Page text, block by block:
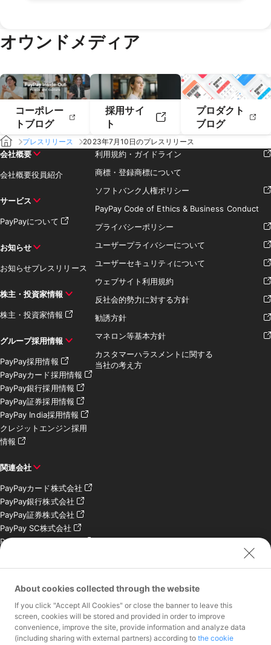
2019年2月
2019年1月
オウンドメディア
コーポレー
トブログ
採用サイ
ト
プロダクト
ブログ
プレスリリース 2023年7月10日のプレスリリース
会社概要
会社概要役員紹介
サービス
PayPayについて
お知らせ
お知らせプレスリリース
株主・投資家情報
株主・投資家情報
グループ採用情報
PayPay採用情報
PayPayカード採用情報
PayPay銀行採用情報
PayPay証券採用情報
PayPay India採用情報
クレジットエンジン採用
情報
関連会社
PayPayカード株式会社
PayPay銀行株式会社
PayPay証券株式会社
PayPay SC株式会社
PayPay India Pvt. Ltd.
会社
お問い合わせ
加盟店様専用お問い合わ
報道関係者様専用お問い
利用規約・ガイドライン
商標・登録商標について
ソフトバンク人権ポリシー
PayPay Code of Ethics & Business Conduct
プライバシーポリシー
ユーザープライバシーについて
ユーザーセキュリティについて
ウェブサイト利用規約
反社会的勢力に対する方針
勧誘方針
マネロン等基本方針
カスタマーハラスメントに関する
当社の考え方
About cookies collected through the website
If you click "Accept All Cookies" or close the banner to leave this
screen, cookies will be stored and provided in order to improve
convenience, improve the site, provide information and analyze data
(including sharing with external partners) according to the cookie